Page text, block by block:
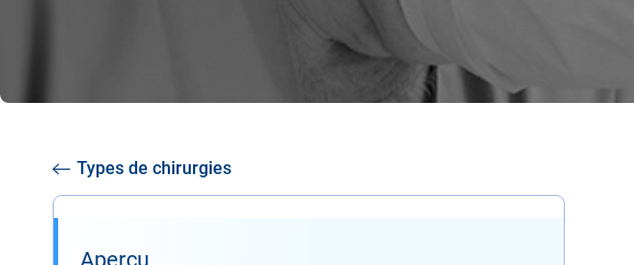
Types de chirurgies
Aperçu